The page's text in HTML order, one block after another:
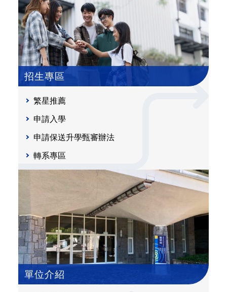
招生專區
繁星推薦
申請入學
申請保送升學甄審辦法
轉系專區
單位介紹